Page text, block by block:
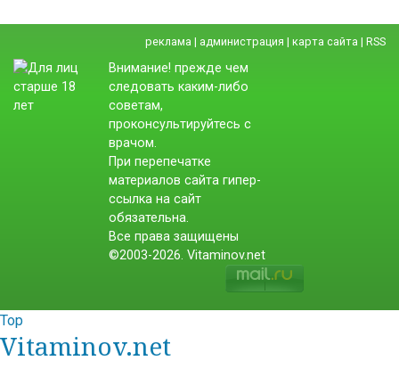
реклама | администрация | карта сайта | RSS
Внимание! прежде чем
следовать каким-либо
советам,
проконсультируйтесь с
врачом.
При перепечатке
материалов сайта гипер-
ссылка на сайт
обязательна.
Все права защищены
©2003-2026. Vitaminov.net
Top
Vitaminov.net